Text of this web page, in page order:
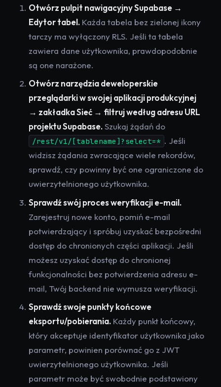
Otwórz pulpit nawigacyjny Supabase →
Edytor tabel.Każda tabela bez zielonej ikony
tarczy ma wyłączony RLS. Jeśli ta tabela
zawiera dane użytkownika, prawdopodobnie
są one narażone.
Otwórz narzędzia deweloperskie
przeglądarki w swojej aplikacji produkcyjnej
→ zakładka Sieć → filtruj według adresu URL
projektu Supabase.Szukaj żądań do
/rest/v1/[tablename]?select=* . Jeśli
widzisz żądania zwracające wiele rekordów,
sprawdź, czy powinny być one ograniczone do
uwierzytelnionego użytkownika.
Sprawdź swój proces weryfikacji e-mail.
Zarejestruj nowe konto, pomiń e-mail
potwierdzający i spróbuj uzyskać bezpośredni
dostęp do chronionych części aplikacji. Jeśli
możesz uzyskać dostęp do chronionej
funkcjonalności bez potwierdzenia adresu e-
mail, Twój backend nie wymusza weryfikacji.
Sprawdź swoje punkty końcowe
eksportu/pobierania.Każdy punkt końcowy,
który akceptuje identyfikator użytkownika jako
parametr, powinien porównać go z JWT
uwierzytelnionego użytkownika. Jeśli
parametr może być swobodnie podstawiony